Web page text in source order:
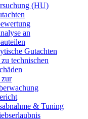
(HU)
an
Gutachten
technischen
zur
& Tuning